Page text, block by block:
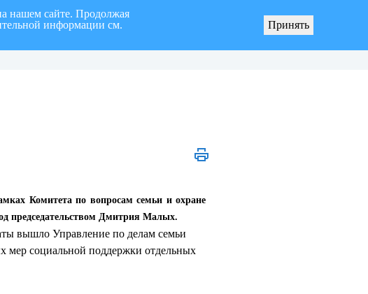
О мерах по реализации инициативных
Комитета по вопросам семьи и охране
председательством Дмитрия Малых.
вышло Управление по делам семьи
мер социальной поддержки отдельных
нашем сайте. Продолжая
информации см.
Принять